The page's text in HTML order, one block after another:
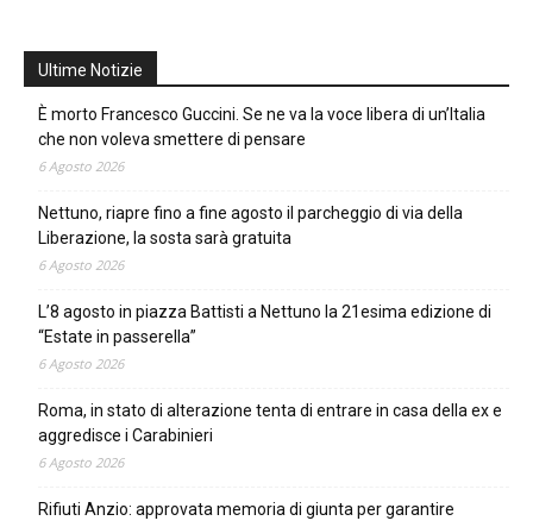
Ultime Notizie
È morto Francesco Guccini. Se ne va la voce libera di un’Italia
che non voleva smettere di pensare
6 Agosto 2026
Nettuno, riapre fino a fine agosto il parcheggio di via della
Liberazione, la sosta sarà gratuita
6 Agosto 2026
L’8 agosto in piazza Battisti a Nettuno la 21esima edizione di
“Estate in passerella”
6 Agosto 2026
Roma, in stato di alterazione tenta di entrare in casa della ex e
aggredisce i Carabinieri
6 Agosto 2026
Rifiuti Anzio: approvata memoria di giunta per garantire